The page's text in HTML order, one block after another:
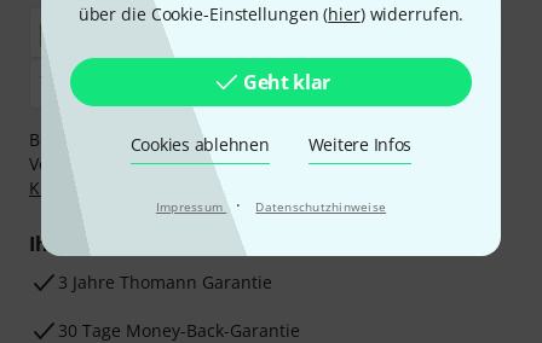
über die Cookie-Einstellungen (hier) widerrufen.
Geht klar
Cookies ablehnen Weitere Infos
Impressum · Datenschutzhinweise
Bezahlen Sie vertraulich und sicher per Nachnahme,
Vorkasse, PayPal, Amazon Pay,
Klarna Sofort bezahlen
Klarna Ratenzahlung
oder Kreditkarte.
Ihre Vorteile
3 Jahre Thomann Garantie
30 Tage Money-Back-Garantie